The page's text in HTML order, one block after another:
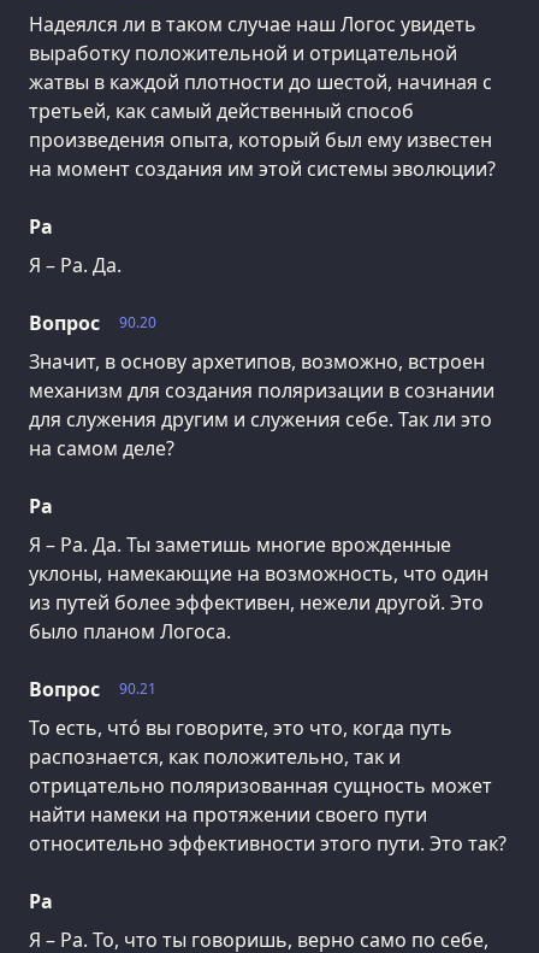
Надеялся ли в таком случае наш Логос увидеть
выработку положительной и отрицательной
жатвы в каждой плотности до шестой, начиная с
третьей, как самый действенный способ
произведения опыта, который был ему известен
на момент создания им этой системы эволюции?
Ра
Я – Ра. Да.
90.20
Вопрос
Значит, в основу архетипов, возможно, встроен
механизм для создания поляризации в сознании
для служения другим и служения себе. Так ли это
на самом деле?
Ра
Я – Ра. Да. Ты заметишь многие врожденные
уклоны, намекающие на возможность, что один
из путей более эффективен, нежели другой. Это
было планом Логоса.
90.21
Вопрос
То есть, что́ вы говорите, это что, когда путь
распознается, как положительно, так и
отрицательно поляризованная сущность может
найти намеки на протяжении своего пути
относительно эффективности этого пути. Это так?
Ра
Я – Ра. То, что ты говоришь, верно само по себе,